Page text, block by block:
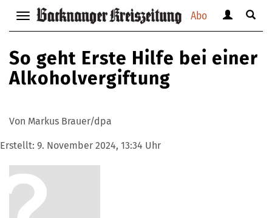
Abo
Navigation
anzeigen
verbergen
anzeigen
verbergen
Suche
So geht Erste Hilfe bei einer
Alkoholvergiftung
Von Markus Brauer/dpa
Erstellt: 9. November 2024, 13:34 Uhr